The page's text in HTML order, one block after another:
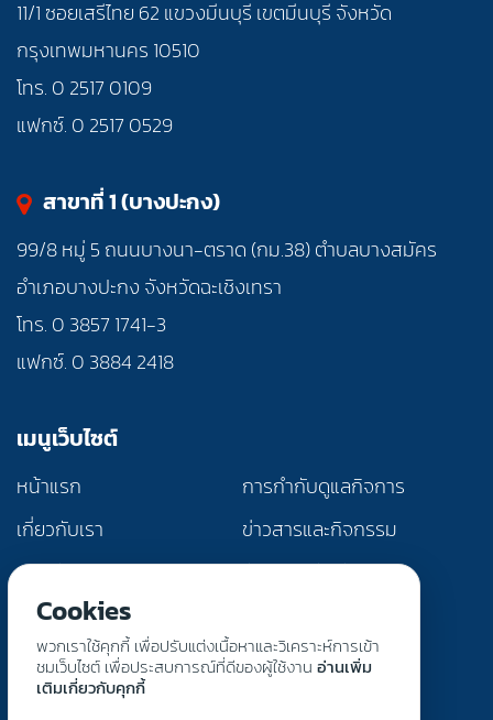
11/1 ซอยเสรีไทย 62 แขวงมีนบุรี เขตมีนบุรี จังหวัด
กรุงเทพมหานคร 10510
โทร. 0 2517 0109
แฟกซ์. 0 2517 0529
สาขาที่ 1 (บางปะกง)
99/8 หมู่ 5 ถนนบางนา-ตราด (กม.38) ตำบลบางสมัคร
อำเภอบางปะกง จังหวัดฉะเชิงเทรา
โทร. 0 3857 1741-3
แฟกซ์. 0 3884 2418
เมนูเว็บไซต์
หน้าแรก
เกี่ยวกับเรา
ผลิตภัณฑ์และบริการ
การพัฒนาอย่างยั่งยืน
การกำกับดูแลกิจการ
ข่าวสารและกิจกรรม
นักลงทุนสัมพันธ์
แจ้งเบาะแสการทุจริต
Cookies
พวกเราใช้คุกกี้ เพื่อปรับแต่งเนื้อหาและวิเคราะห์การเข้า
ชมเว็บไซต์ เพื่อประสบการณ์ที่ดีของผู้ใช้งาน อ่านเพิ่ม
เติมเกี่ยวกับคุกกี้